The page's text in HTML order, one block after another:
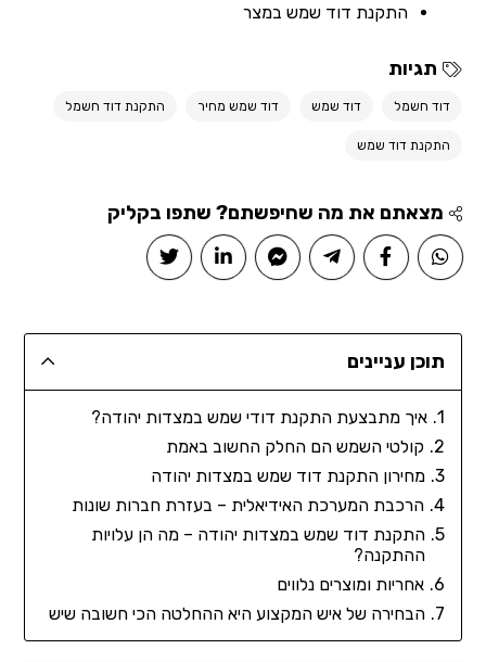
התקנת דוד שמש במצר
תגיות
דוד חשמל דוד שמש דוד שמש מחיר התקנת דוד חשמל
התקנת דוד שמש
מצאתם את מה שחיפשתם? שתפו בקליק
תוכן עניינים
איך מתבצעת התקנת דודי שמש במצדות יהודה?
קולטי השמש הם החלק החשוב באמת
מחירון התקנת דוד שמש במצדות יהודה
הרכבת המערכת האידיאלית – בעזרת חברות שונות
התקנת דוד שמש במצדות יהודה – מה הן עלויות
ההתקנה?
אחריות ומוצרים נלווים
הבחירה של איש המקצוע היא ההחלטה הכי חשובה שיש